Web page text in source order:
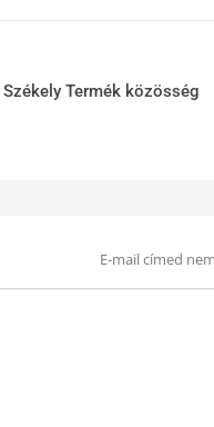
Termék közösség
E-mail címed